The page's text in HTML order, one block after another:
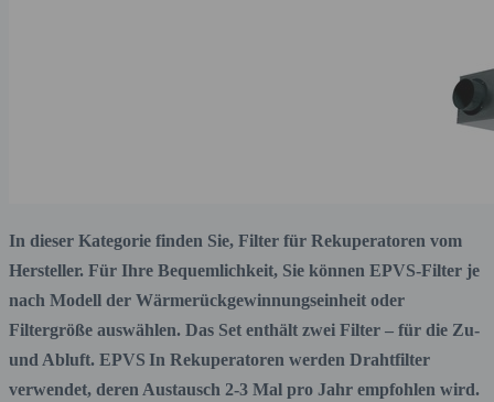
In dieser Kategorie finden Sie, Filter für Rekuperatoren vom
Hersteller. Für Ihre Bequemlichkeit, Sie können EPVS-Filter je
nach Modell der Wärmerückgewinnungseinheit oder
Filtergröße auswählen. Das Set enthält zwei Filter – für die Zu-
und Abluft. EPVS In Rekuperatoren werden Drahtfilter
verwendet, deren Austausch 2-3 Mal pro Jahr empfohlen wird.